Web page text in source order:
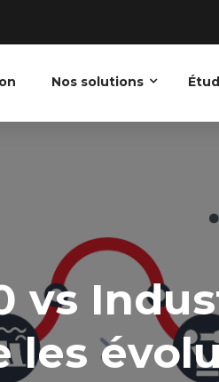
Nos solutions
vs
les